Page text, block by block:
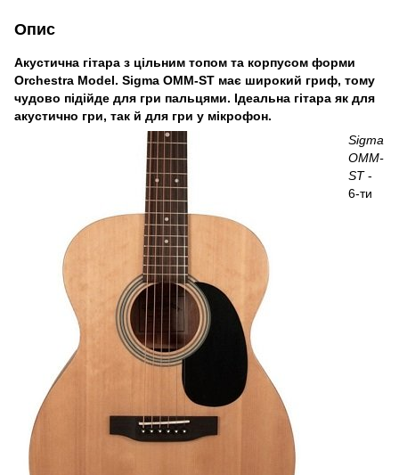
Опис
Акустична гітара з цільним топом та корпусом форми
Orchestra Model. Sigma OMM-ST має широкий гриф, тому
чудово підійде для гри пальцями. Ідеальна гітара як для
акустично гри, так й для гри у мікрофон.
Sigma
OMM-
ST-
6-ти